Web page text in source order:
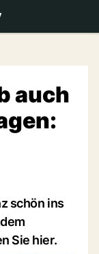
auch
schön ins
Sie hier.